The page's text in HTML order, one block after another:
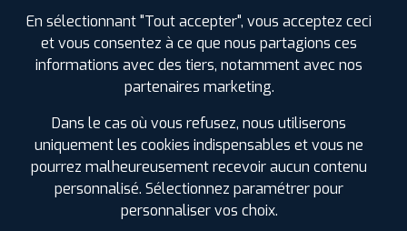
En sélectionnant "Tout accepter", vous acceptez ceci
et vous consentez à ce que nous partagions ces
informations avec des tiers, notamment avec nos
partenaires marketing.
Dans le cas où vous refusez, nous utiliserons
uniquement les cookies indispensables et vous ne
pourrez malheureusement recevoir aucun contenu
personnalisé. Sélectionnez paramétrer pour
personnaliser vos choix.